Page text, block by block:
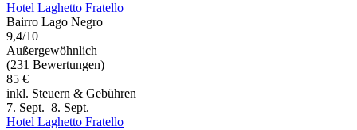
Hotel Laghetto Fratello
Bairro Lago Negro
9,4/10
Außergewöhnlich
(231 Bewertungen)
85 €
inkl. Steuern & Gebühren
7. Sept.–8. Sept.
Hotel Laghetto Fratello